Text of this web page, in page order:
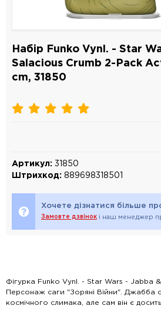
Набір Funko Vynl. - Star
Salacious Crumb 2-Pack
cm, 31850
Артикул: 31850
Штрихкод: 889698318501
Хочете дізнатися більше
Замовте дзвінок і наш менеджер
Фігурка Funko Vynl. - Star Wars - Jabba
Персонаж саги "Зоряні Війни". Джабба
космічного слимака, але сам він є